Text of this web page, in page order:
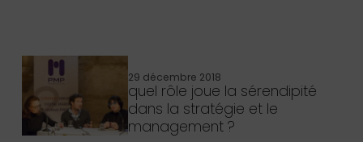
29 décembre 2018
quel rôle joue la sérendipité
dans la stratégie et le
management ?